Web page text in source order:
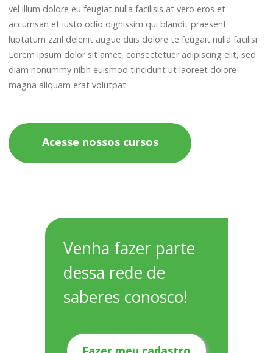
vel illum dolore eu feugiat nulla facilisis at vero eros et
accumsan et iusto odio dignissim qui blandit praesent
luptatum zzril delenit augue duis dolore te feugait nulla facilisi
Lorem ipsum dolor sit amet, consectetuer adipiscing elit, sed
diam nonummy nibh euismod tincidunt ut laoreet dolore
magna aliquam erat volutpat.
Acesse nossos cursos
Venha fazer parte
dessa rede de
saberes conosco!